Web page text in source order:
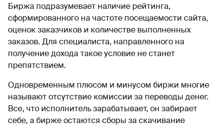
Биржа подразумевает наличие рейтинга,
сформированного на частоте посещаемости сайта,
оценок заказчиков и количестве выполненных
заказов. Для специалиста, направленного на
получение дохода такое условие не станет
препятствием.
Одновременным плюсом и минусом биржи многие
называют отсутствие комиссии за переводы денег.
Все, что исполнитель зарабатывает, он забирает
себе, а бирже остаются сборы за скачивание